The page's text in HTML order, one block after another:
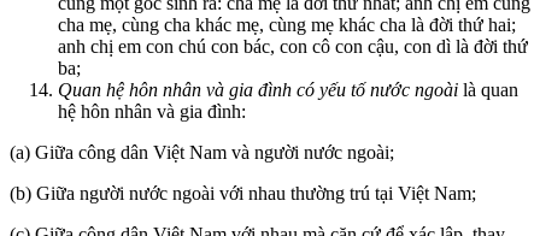
cha mẹ, cùng cha khác mẹ, cùng mẹ khác cha là đời thứ hai;
anh chị em con chú con bác, con cô con cậu, con dì là đời thứ
ba;
Quan hệ hôn nhân và gia đình có yếu tố nước ngoài là quan
hệ hôn nhân và gia đình:
(a) Giữa công dân Việt Nam và người nước ngoài;
(b) Giữa người nước ngoài với nhau thường trú tại Việt Nam;